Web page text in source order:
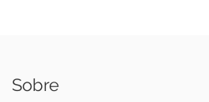
Sobre